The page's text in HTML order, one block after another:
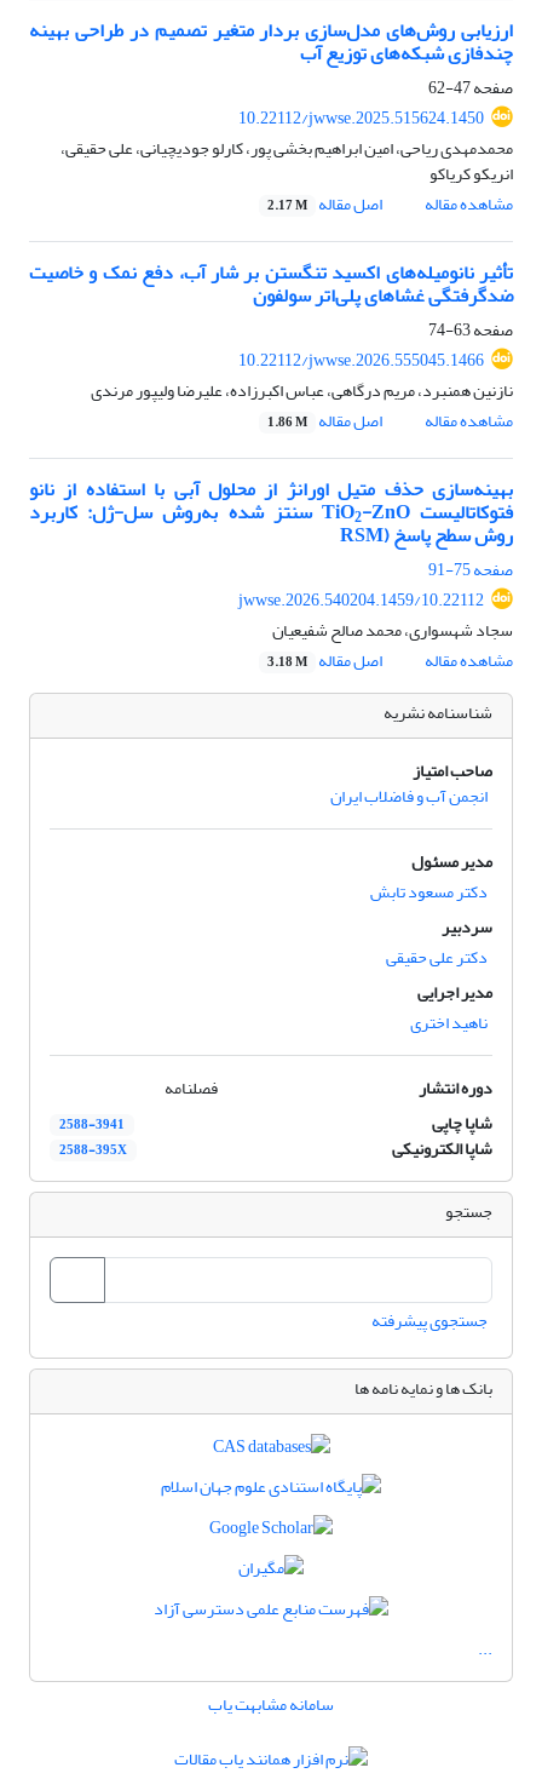
ارزیابی روش‌های مدل‌سازی بردار متغیر تصمیمدر طراحی بهینه
چندفازیشبکه‌های توزیع آب
صفحه47-62
10.22112/jwwse.2025.515624.1450
محمدمهدی ریاحی، امین ابراهیم بخشی پور، کارلو جودیچیانی، علی حقیقی،
انریکو کریاکو
مشاهده مقاله
اصل مقاله 2.17 M
تأثیر نانومیله‌های اکسید تنگستن بر شار آب، دفع نمک و خاصیت
ضدگرفتگی غشاهای پلی‌اتر سولفون
صفحه63-74
10.22112/jwwse.2026.555045.1466
نازنین همنبرد، مریم درگاهی، عباس اکبرزاده، علیرضا ولیپور مرندی
مشاهده مقاله
اصل مقاله 1.86 M
بهینهسازی حذف متیل اورانژ از محلول‌ آبی بااستفاده از نانو
فتوکاتالیست TiO2-ZnO سنتز شده بهروش سل-ژل: کاربرد
روش سطح پاسخ(
RSM
صفحه75-91
10.22112/jwwse.2026.540204.1459
سجاد شهسواری، محمد صالح شفیعیان
مشاهده مقاله
اصل مقاله 3.18 M
شناسنامه نشریه
صاحب امتیاز
انجمن آب و فاضلاب ایران
مدیر مسئول
دکتر مسعود تابش
سردبیر
دکتر علی حقیقی
مدیر اجرایی
ناهید اختری
دوره انتشار
فصلنامه
شاپا چاپی
2588-3941
شاپا الکترونیکی 2588-395X
جستجو
جستجوی پیشرفته
بانک ها و نمایه نامه ها
...
سامانه مشابهت یاب